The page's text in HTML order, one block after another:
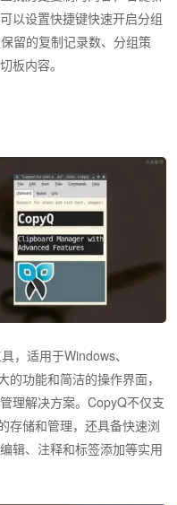
以设置快捷键快速开启分组
留的复制记录数、分组策
板内容。
，适用于Windows、
功能和简洁的操作界面，
理解决方案。CopyQ不仅支
存储和管理，还具备快速浏
辑、注释和标签添加等实用